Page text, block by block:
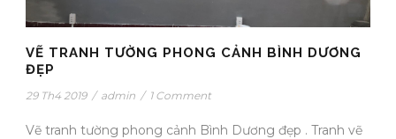
VẼ TRANH TƯỜNG PHONG CẢNH BÌNH DƯƠNG
ĐẸP
29 Th4 2019 / admin / 1 Comment
Vẽ tranh tường phong cảnh Bình Dương đẹp . Tranh vẽ